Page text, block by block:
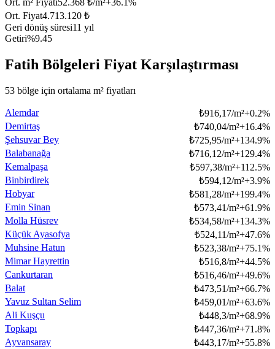
Ort. m² Fiyatı52.368 ₺/m²+36.1 %
Ort. Fiyat4.713.120 ₺
Geri dönüş süresi11 yıl
Getiri%9.45
Fatih Bölgeleri Fiyat Karşılaştırması
53 bölge için ortalama m² fiyatları
Alemdar ₺916,17/m²+0.2%
Demirtaş
₺740,04/m²+16.4%
Şehsuvar Bey
₺725,95/m²+134.9%
Balabanağa
₺716,12/m²+129.4%
Kemalpaşa
₺597,38/m²+112.5%
Binbirdirek
₺594,12/m²+3.9%
Hobyar
₺581,28/m²+199.4%
Emin Sinan
₺573,41/m²+61.9%
Molla Hüsrev
₺534,58/m²+134.3%
Küçük Ayasofya
₺524,11/m²+47.6%
Muhsine Hatun
₺523,38/m²+75.1%
Mimar Hayrettin
₺516,8/m²+44.5%
Cankurtaran
₺516,46/m²+49.6%
Balat
₺473,51/m²+66.7%
Yavuz Sultan Selim
₺459,01/m²+63.6%
Ali Kuşçu
₺448,3/m²+68.9%
Topkapı
₺447,36/m²+71.8%
Ayvansaray
₺443,17/m²+55.8%